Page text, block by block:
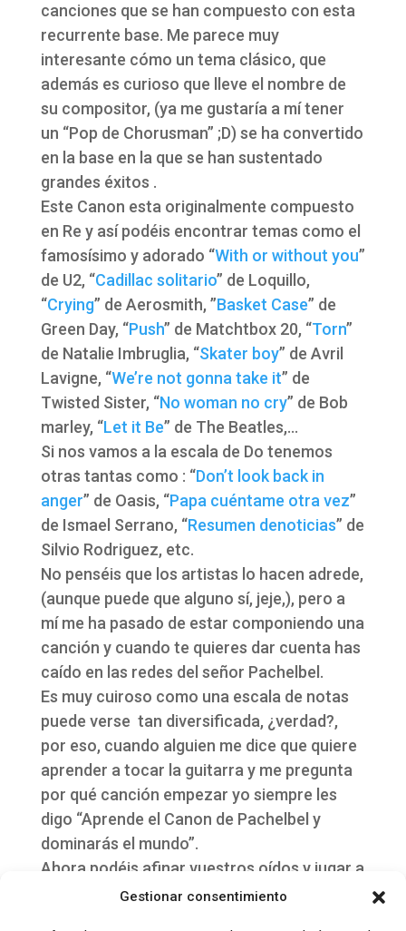
Gestionar consentimiento
canciones que se han compuesto con esta
recurrente base. Me parece muy
interesante cómo un tema clásico, que
además es curioso que lleve el nombre de
su compositor, (ya me gustaría a mí tener
un “Pop de Chorusman” ;D) se ha convertido
en la base en la que se han sustentado
grandes éxitos .
Este Canon esta originalmente compuesto
en Re y así podéis encontrar temas como el
famosísimo y adorado “With or without you”
de U2, “Cadillac solitario” de Loquillo,
“Crying” de Aerosmith, ”Basket Case” de
Green Day, “Push” de Matchtbox 20, “Torn”
de Natalie Imbruglia, “Skater boy” de Avril
Lavigne, “We’re not gonna take it” de
Twisted Sister, “No woman no cry” de Bob
marley, “Let it Be” de The Beatles,…
Si nos vamos a la escala de Do tenemos
otras tantas como : “Don’t look back in
anger” de Oasis, “Papa cuéntame otra vez”
de Ismael Serrano, “Resumen denoticias” de
Silvio Rodriguez, etc.
No penséis que los artistas lo hacen adrede,
(aunque puede que alguno sí, jeje,), pero a
mí me ha pasado de estar componiendo una
canción y cuando te quieres dar cuenta has
caído en las redes del señor Pachelbel.
Es muy cuiroso como una escala de notas
puede verse tan diversificada, ¿verdad?,
por eso, cuando alguien me dice que quiere
aprender a tocar la guitarra y me pregunta
por qué canción empezar yo siempre les
digo “Aprende el Canon de Pachelbel y
dominarás el mundo”.
Ahora podéis afinar vuestros oídos y jugar a
encontrar muchas más canciones que